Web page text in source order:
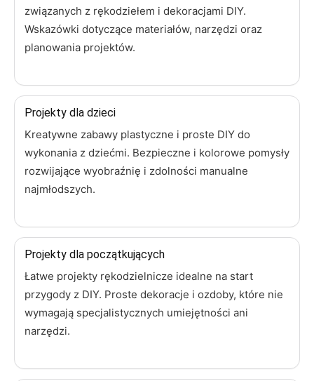
związanych z rękodziełem i dekoracjami DIY.
Wskazówki dotyczące materiałów, narzędzi oraz
planowania projektów.
Projekty dla dzieci
Kreatywne zabawy plastyczne i proste DIY do
wykonania z dziećmi. Bezpieczne i kolorowe pomysły
rozwijające wyobraźnię i zdolności manualne
najmłodszych.
Projekty dla początkujących
Łatwe projekty rękodzielnicze idealne na start
przygody z DIY. Proste dekoracje i ozdoby, które nie
wymagają specjalistycznych umiejętności ani
narzędzi.